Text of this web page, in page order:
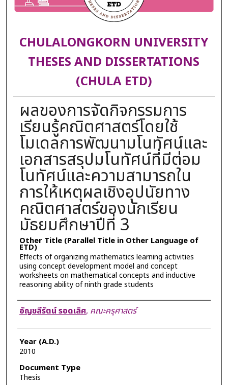
CHULALONGKORN UNIVERSITY
THESES AND DISSERTATIONS
(CHULA ETD)
ผลของการจัดกิจกรรมการ
เรียนรู้คณิตศาสตร์โดยใช้
โมเดลการพัฒนามโนทัศน์และ
เอกสารสรุปมโนทัศน์ที่มีต่อม
โนทัศน์และความสามารถใน
การให้เหตุผลเชิงอุปนัยทาง
คณิตศาสตร์ของนักเรียน
มัธยมศึกษาปีที่ 3
Other Title (Parallel Title in Other Language of
ETD)
Effects of organizing mathematics learning activities
using concept development model and concept
worksheets on mathematical concepts and inductive
reasoning ability of ninth grade students
Author
อัญชลีรัตน์ รอดเลิศ, คณะครุศาสตร์
Year (A.D.)
2010
Document Type
Thesis